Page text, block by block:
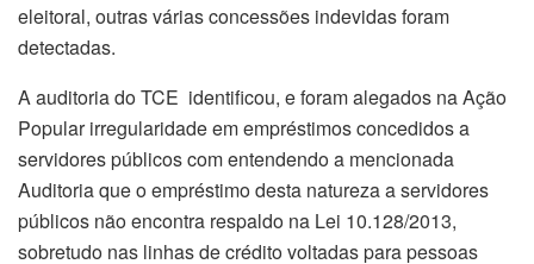
eleitoral, outras várias concessões indevidas foram
detectadas.
A auditoria do TCE identificou, e foram alegados na Ação
Popular irregularidade em empréstimos concedidos a
servidores públicos com entendendo a mencionada
Auditoria que o empréstimo desta natureza a servidores
públicos não encontra respaldo na Lei 10.128/2013,
sobretudo nas linhas de crédito voltadas para pessoas